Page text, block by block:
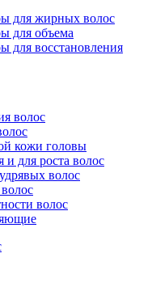
для жирных волос
для объема
для восстановления
волос
кожи головы
для роста волос
волос
волос